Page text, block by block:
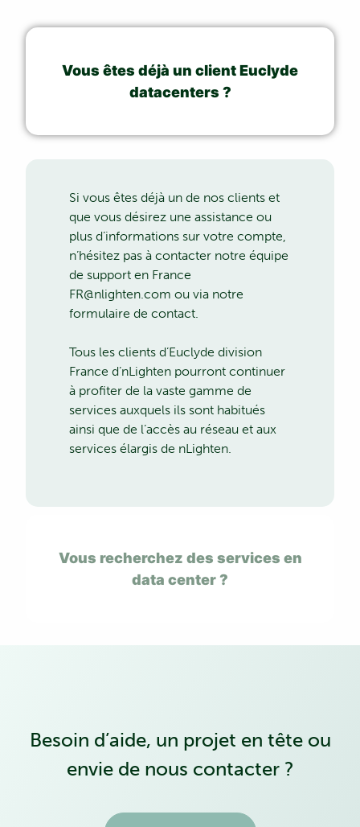
Vous êtes déjà un client Euclyde
datacenters ?
Vous recherchez des services en
data center ?
Si vous êtes déjà un de nos clients et
que vous désirez une assistance ou
plus d’informations sur votre compte,
n’hésitez pas à contacter notre équipe
de support en France
FR@nlighten.com ou via notre
formulaire de contact.
Tous les clients d’Euclyde division
France d’nLighten pourront continuer
à profiter de la vaste gamme de
services auxquels ils sont habitués
ainsi que de l’accès au réseau et aux
services élargis de nLighten.
Besoin d’aide, un projet en tête ou
envie de nous contacter ?